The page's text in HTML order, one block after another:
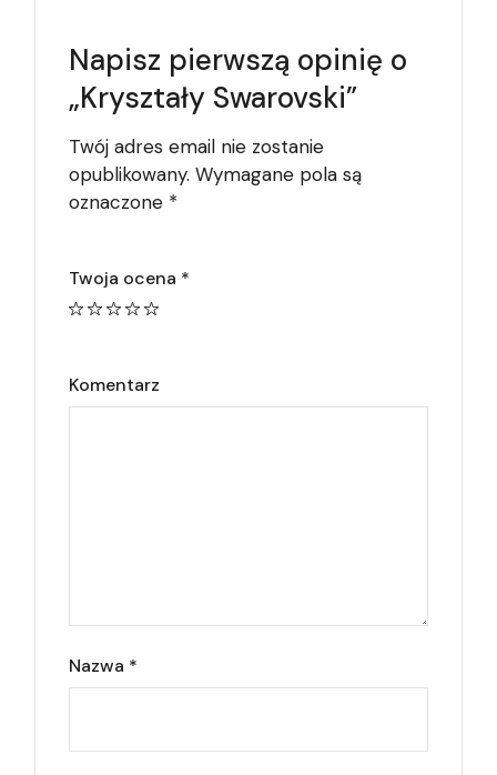
Napisz pierwszą opinię o
„Kryształy Swarovski”
Twój adres email nie zostanie
opublikowany. Wymagane pola są
oznaczone *
Twoja ocena *
Komentarz
Nazwa *